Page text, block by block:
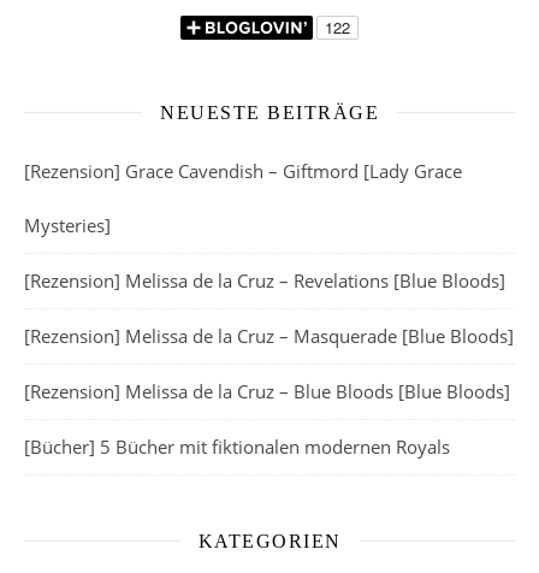
NEUESTE BEITRÄGE
[Rezension] Grace Cavendish – Giftmord [Lady Grace
Mysteries]
[Rezension] Melissa de la Cruz – Revelations [Blue Bloods]
[Rezension] Melissa de la Cruz – Masquerade [Blue Bloods]
[Rezension] Melissa de la Cruz – Blue Bloods [Blue Bloods]
[Bücher] 5 Bücher mit fiktionalen modernen Royals
KATEGORIEN